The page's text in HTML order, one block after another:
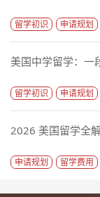
留学初识 申请规划
美国中学留学：一
留学初识 申请规划
2026 美国留学全
申请规划 留学费用